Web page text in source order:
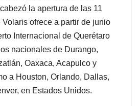
la apertura de las 11
Volaris ofrece a partir de junio
Internacional de Querétaro
nacionales de Durango,
Oaxaca, Acapulco y
a Houston, Orlando, Dallas,
en Estados Unidos.